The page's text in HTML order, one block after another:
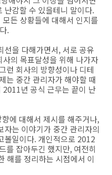
난감할 수 있을테니 말이다.
든 상황들에 대해서 인지를
.
선을 다해가면서, 서로 공유
의 목표달성을 위해 나가자
런 회사의 방향성이나 디테
는 중간 관리자가 해야할 때
년 공식 근무는 끝이 난
에 대해서 제시를 해주거나,
는 이야기가 중간 관리자의
볼일이다. 개인적으로 2012
를 잡아두긴 했지만, 여전히
해를 정리하는 시점에서 이